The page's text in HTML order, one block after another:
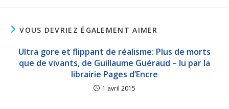
VOUS DEVRIEZ ÉGALEMENT AIMER
Ultra gore et flippant de réalisme: Plus de morts
que de vivants, de Guillaume Guéraud – lu par la
librairie Pages d’Encre
1 avril 2015